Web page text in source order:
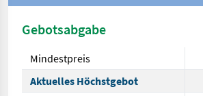
Gebotsabgabe
Mindestpreis
Aktuelles Höchstgebot